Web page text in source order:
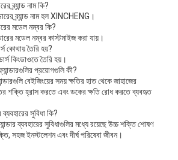
ব্র্যান্ড নাম কি?
ব্র্যান্ড নাম হল XINCHENG।
মডেল নম্বর কি?
মডেল নম্বর কাস্টমাইজ করা যায়।
কোথায় তৈরি হয়?
কিংডাওতে তৈরি হয়।
প্রয়োগগুলি কী?
বেইজিংয়ের সময় ক্ষতির হাত থেকে জাহাজের
শক্তি হ্রাস করতে এবং ডকের ক্ষতি রোধ করতে ব্যবহৃত
ব্যবহারের সুবিধা কি?
ব্যবহারের সুবিধাগুলির মধ্যে রয়েছে উচ্চ শক্তি শোষণ
সহজ ইনস্টলেশন এবং দীর্ঘ পরিষেবা জীবন।